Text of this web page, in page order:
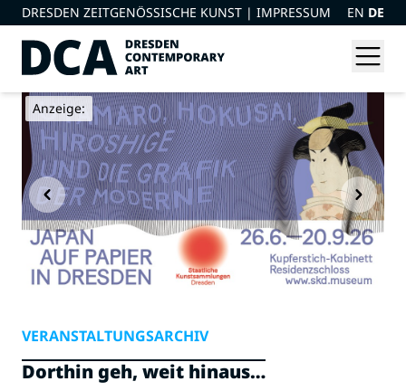
DRESDEN ZEITGENÖSSISCHE KUNST | IMPRESSUM EN DE
Anzeige:
VERANSTALTUNGSARCHIV
Dorthin geh, weit hinaus…